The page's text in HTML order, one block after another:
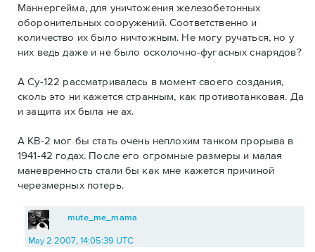
Маннергейма, для уничтожения железобетонных
оборонительных сооружений. Соответственно и
количество их было ничтожным. Не могу ручаться, но у
них ведь даже и не было осколочно-фугасных снарядов?
А Су-122 рассматривалась в момент своего создания,
сколь это ни кажется странным, как противотанковая. Да
и защита их была не ах.
А КВ-2 мог бы стать очень неплохим танком прорыва в
1941-42 годах. После его огромные размеры и малая
маневренность стали бы как мне кажется причиной
черезмерных потерь.
mute_me_mama
May 2 2007, 14:05:39 UTC